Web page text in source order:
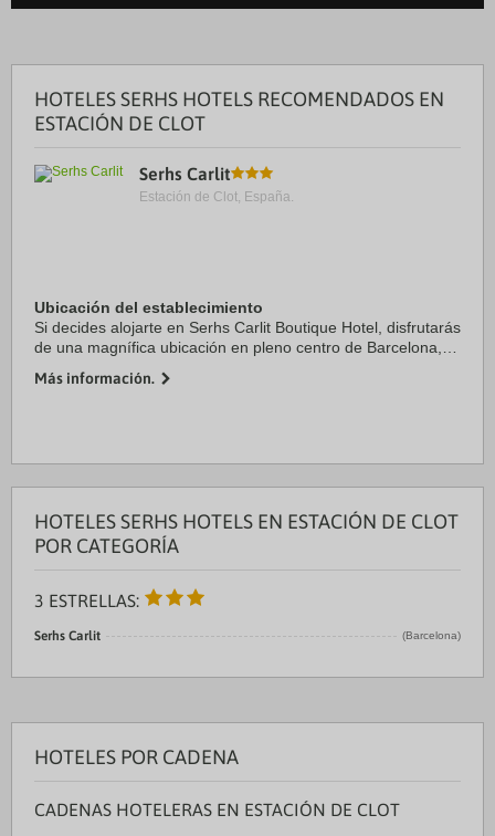
HOTELES SERHS HOTELS RECOMENDADOS EN
ESTACIÓN DE CLOT
Serhs Carlit
Estación de Clot, España.
Ubicación del establecimiento
Si decides alojarte en Serhs Carlit Boutique Hotel, disfrutarás
de una magnífica ubicación en pleno centro de Barcelona, a
Además, este hotel se ...
Más información.
HOTELES SERHS HOTELS EN ESTACIÓN DE CLOT
POR CATEGORÍA
3 ESTRELLAS:
Serhs Carlit (Barcelona)
HOTELES POR CADENA
CADENAS HOTELERAS EN ESTACIÓN DE CLOT